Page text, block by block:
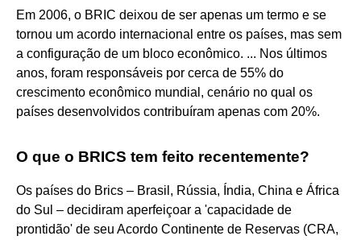
Em 2006, o BRIC deixou de ser apenas um termo e se
tornou um acordo internacional entre os países, mas sem
a configuração de um bloco econômico. ... Nos últimos
anos, foram responsáveis por cerca de 55% do
crescimento econômico mundial, cenário no qual os
países desenvolvidos contribuíram apenas com 20%.
O que o BRICS tem feito recentemente?
Os países do Brics – Brasil, Rússia, Índia, China e África
do Sul – decidiram aperfeiçoar a 'capacidade de
prontidão' de seu Acordo Continente de Reservas (CRA,